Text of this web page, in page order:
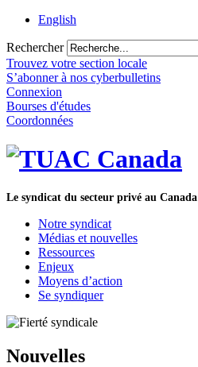
English
Rechercher
Trouvez votre section locale
S’abonner à nos cyberbulletins
Connexion
Bourses d'études
Coordonnées
Le syndicat du secteur privé au Canada
Notre syndicat
Médias et nouvelles
Ressources
Enjeux
Moyens d’action
Se syndiquer
Nouvelles